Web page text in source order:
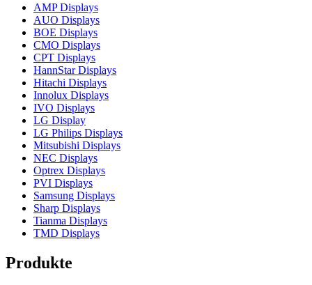
AMP Displays
AUO Displays
BOE Displays
CMO Displays
CPT Displays
HannStar Displays
Hitachi Displays
Innolux Displays
IVO Displays
LG Display
LG Philips Displays
Mitsubishi Displays
NEC Displays
Optrex Displays
PVI Displays
Samsung Displays
Sharp Displays
Tianma Displays
TMD Displays
Produkte